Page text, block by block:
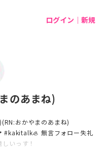
ログイン｜新規
のあまね)
おかやまのあまね)
無言フォロー失礼
いっす！